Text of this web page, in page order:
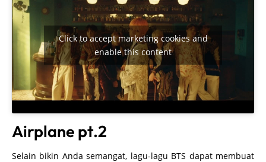
Click to accept marketing cookies and
enable this content
Airplane pt.2
Selain bikin Anda semangat, lagu-lagu BTS dapat membuat